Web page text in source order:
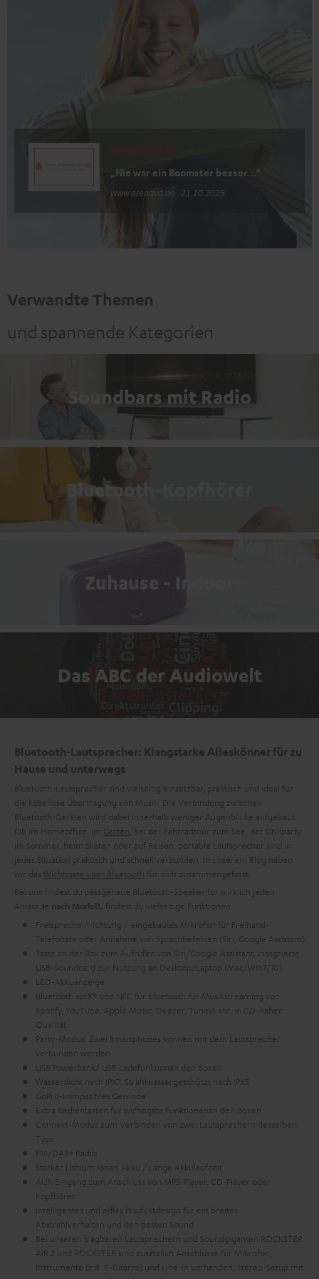
BOOMSTER 4
„Nie war ein Boomster besser…“
www.areadvd.de 21.10.2025
Verwandte Themen
und spannende Kategorien
Soundbars mit Radio
Bluetooth-Kopfhörer
Zuhause - Indoor
Das ABC der Audiowelt
Bluetooth-Lautsprecher: Klangstarke Alleskönner für zu
Hause und unterwegs
Bluetooth-Lautsprecher sind vielseitig einsetzbar, praktisch und ideal für
die kabellose Übertragung von Musik. Die Verbindung zwischen
Bluetooth-Geräten wird dabei innerhalb weniger Augenblicke aufgebaut.
Ob im Homeoffice, im Garten , bei der Fahrradtour zum See, der Grillparty
im Sommer, beim Skaten oder auf Reisen: portable Lautsprecher sind in
jeder Situation praktisch und schnell verbunden. In unserem Blog haben
wir das Wichtigste über Bluetooth für dich zusammengefasst.
Bei uns findest du passgenaue Bluetooth-Speaker für wirklich jeden
Anlass. Je nach Modell, findest du vielseitige Funktionen:
Freisprecheinrichtung / eingebautes Mikrofon für Freihand-
Telefonate oder Annahme von Sprachbefehlen (Siri, Google Assistant)
Taste an der Box zum Aufrufen von Siri/Google Assistant, integrierte
USB-Soundcard zur Nutzung an Desktop/Laptop (Mac/Win7/10)
LED-Akkuanzeige
Bluetooth aptX® und NFC für Bluetooth für Musikstreaming von
Spotify, YouTube, Apple Music, Deezer, TuneIn etc. in CD-naher
Qualität
Party-Modus: Zwei Smartphones können mit dem Lautsprecher
verbunden werden
USB Powerbank/ USB Ladefunktionan den Boxen
Wasserdicht nach IPX7, Strahlwassergeschützt nach IPX5
GoPro-kompatibles Gewinde
Extra Bedientasten für wichtigste Funktionenan den Boxen
Connect-Modus zum Verbinden von zwei Lautsprechern desselben
Typs
FM/DAB+ Radio
Starker Lithium Ionen Akku / Lange Akkulaufzeit
AUX-Eingang zum Anschluss von MP3-Player, CD-Player oder
Kopfhörer
Intelligentes und edles Produktdesign für ein breites
Abstrahlverhalten und den besten Sound
Bei unseren tragbaren Lautsprechern und Soundgiganten ROCKSTER
AIR 2 und ROCKSTER sind zusätzlich Anschlüsse für Mikrofon,
Instrumente (z.B. E-Gitarre) und Line-In vorhanden; Stereo-Setup mit